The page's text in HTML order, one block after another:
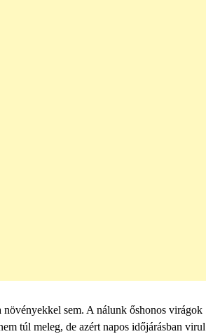
növényekkel sem. A nálunk őshonos virágok
túl meleg, de azért napos időjárásban virul